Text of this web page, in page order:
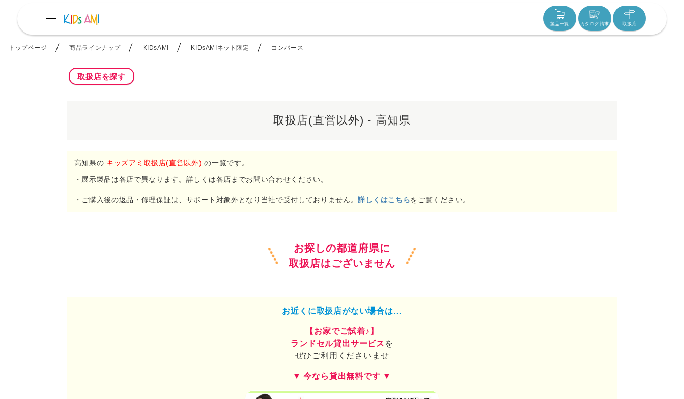
製品一覧 カタログ請求 取扱店
トップページ 商品ラインナップ KIDsAMI KIDsAMIネット限定 コンバース
取扱店を探す
取扱店(直営以外) - 高知県
高知県の キッズアミ取扱店(直営以外) の一覧です。
・展示製品は各店で異なります。詳しくは各店までお問い合わせください。
・ご購入後の返品・修理保証は、サポート対象外となり当社で受付しておりません。詳しくはこちらをご覧ください。
お探しの都道府県に
取扱店はございません
お近くに取扱店がない場合は…
【お家でご試着♪】
ランドセル貸出サービス を
ぜひご利用くださいませ
▼ 今なら貸出無料です ▼